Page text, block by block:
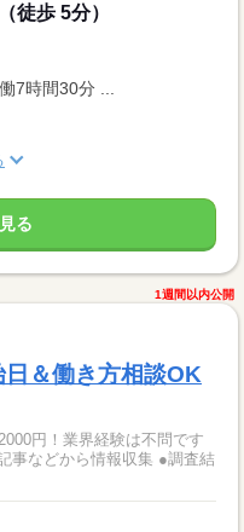
徒歩 5分）
7時間30分 ...
る
1週間以内公開
日＆働き方相談OK
円！業界経験は不問です
事などから情報収集 ●調査結